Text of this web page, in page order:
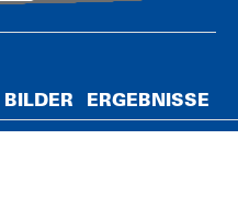
BILDER ERGEBNISSE